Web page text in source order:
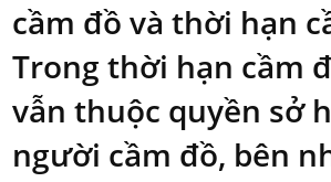
cầm đồ và thời hạn
Trong thời hạn cầm
vẫn thuộc quyền sở
người cầm đồ, bên